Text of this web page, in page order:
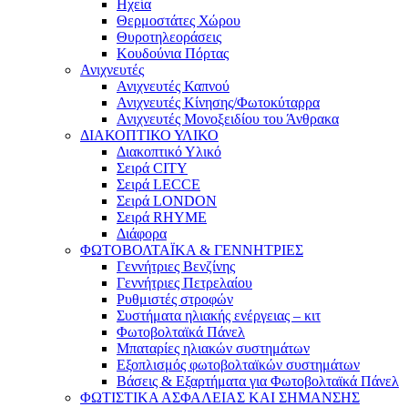
Ηχεία
Θερμοστάτες Χώρου
Θυροτηλεοράσεις
Κουδούνια Πόρτας
Ανιχνευτές
Ανιχνευτές Καπνού
Ανιχνευτές Κίνησης/Φωτοκύταρρα
Ανιχνευτές Μονοξειδίου του Άνθρακα
ΔΙΑΚΟΠΤΙΚΟ ΥΛΙΚΟ
Διακοπτικό Υλικό
Σειρά CITY
Σειρά LECCE
Σειρά LONDON
Σειρά RHYME
Διάφορα
ΦΩΤΟΒΟΛΤΑΪΚΑ & ΓΕΝΝΗΤΡΙΕΣ
Γεννήτριες Βενζίνης
Γεννήτριες Πετρελαίου
Ρυθμιστές στροφών
Συστήματα ηλιακής ενέργειας – κιτ
Φωτοβολταϊκά Πάνελ
Μπαταρίες ηλιακών συστημάτων
Εξοπλισμός φωτοβολταϊκών συστημάτων
Βάσεις & Εξαρτήματα για Φωτοβολταϊκά Πάνελ
ΦΩΤΙΣΤΙΚΑ ΑΣΦΑΛΕΙΑΣ ΚΑΙ ΣΗΜΑΝΣΗΣ